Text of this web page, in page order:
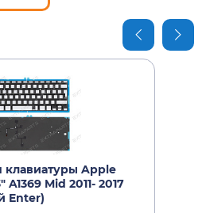
клавиатуры Apple
A1369 Mid 2011- 2017
Enter)